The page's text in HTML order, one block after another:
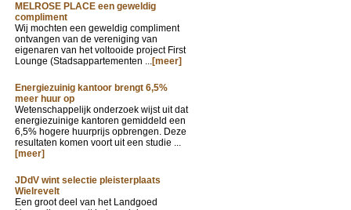
MELROSE PLACE een geweldig
compliment
Wij mochten een geweldig compliment
ontvangen van de vereniging van
eigenaren van het voltooide project First
Lounge (Stadsappartementen ...[meer]
Energiezuinig kantoor brengt 6,5%
meer huur op
Wetenschappelijk onderzoek wijst uit dat
energiezuinige kantoren gemiddeld een
6,5% hogere huurprijs opbrengen. Deze
resultaten komen voort uit een studie ...
[meer]
JDdV wint selectie pleisterplaats
Wielrevelt
Een groot deel van het Landgoed